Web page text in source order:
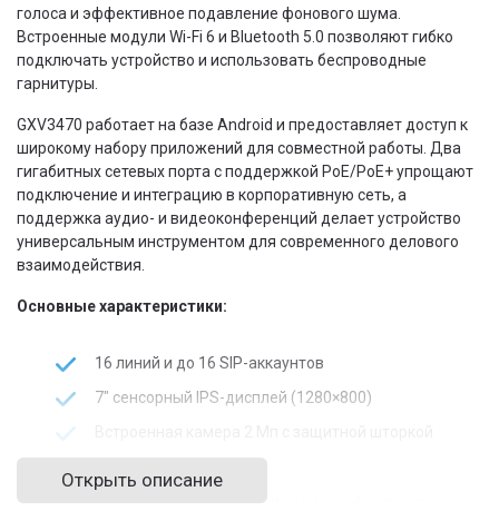
голоса и эффективное подавление фонового шума.
Встроенные модули Wi-Fi 6 и Bluetooth 5.0 позволяют гибко
подключать устройство и использовать беспроводные
гарнитуры.
GXV3470 работает на базе Android и предоставляет доступ к
широкому набору приложений для совместной работы. Два
гигабитных сетевых порта с поддержкой PoE/PoE+ упрощают
подключение и интеграцию в корпоративную сеть, а
поддержка аудио- и видеоконференций делает устройство
универсальным инструментом для современного делового
взаимодействия.
Основные характеристики:
16 линий и до 16 SIP-аккаунтов
7" сенсорный IPS-дисплей (1280×800)
HD-видеоконференции и аудиоконференции
Открыть описание